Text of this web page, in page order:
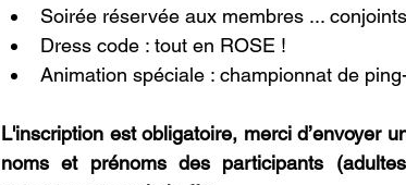
Soirée réservée aux membres ...
Dress code : tout en ROSE !
Animation spéciale : championnat de
L'inscription est obligatoire, merci d’envoyer
noms et prénoms des participants